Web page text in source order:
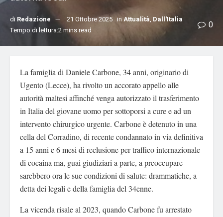
di Redazione 21 Ottobre 2025 in Attualità, Dall'Italia
Tempo di lettura:2 mins read
0
La famiglia di Daniele Carbone, 34 anni, originario di
Ugento (Lecce), ha rivolto un accorato appello alle
autorità maltesi affinché venga autorizzato il trasferimento
in Italia del giovane uomo per sottoporsi a cure e ad un
intervento chirurgico urgente. Carbone è detenuto in una
cella del Corradino, di recente condannato in via definitiva
a 15 anni e 6 mesi di reclusione per traffico internazionale
di cocaina ma, guai giudiziari a parte, a preoccupare
sarebbero ora le sue condizioni di salute: drammatiche, a
detta dei legali e della famiglia del 34enne.
La vicenda risale al 2023, quando Carbone fu arrestato